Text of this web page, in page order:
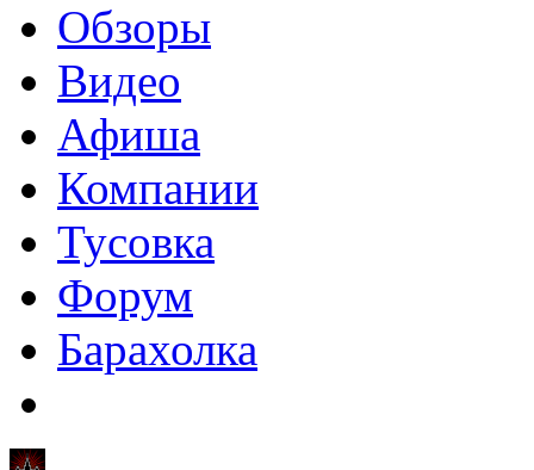
Обзоры
Видео
Афиша
Компании
Тусовка
Форум
Барахолка